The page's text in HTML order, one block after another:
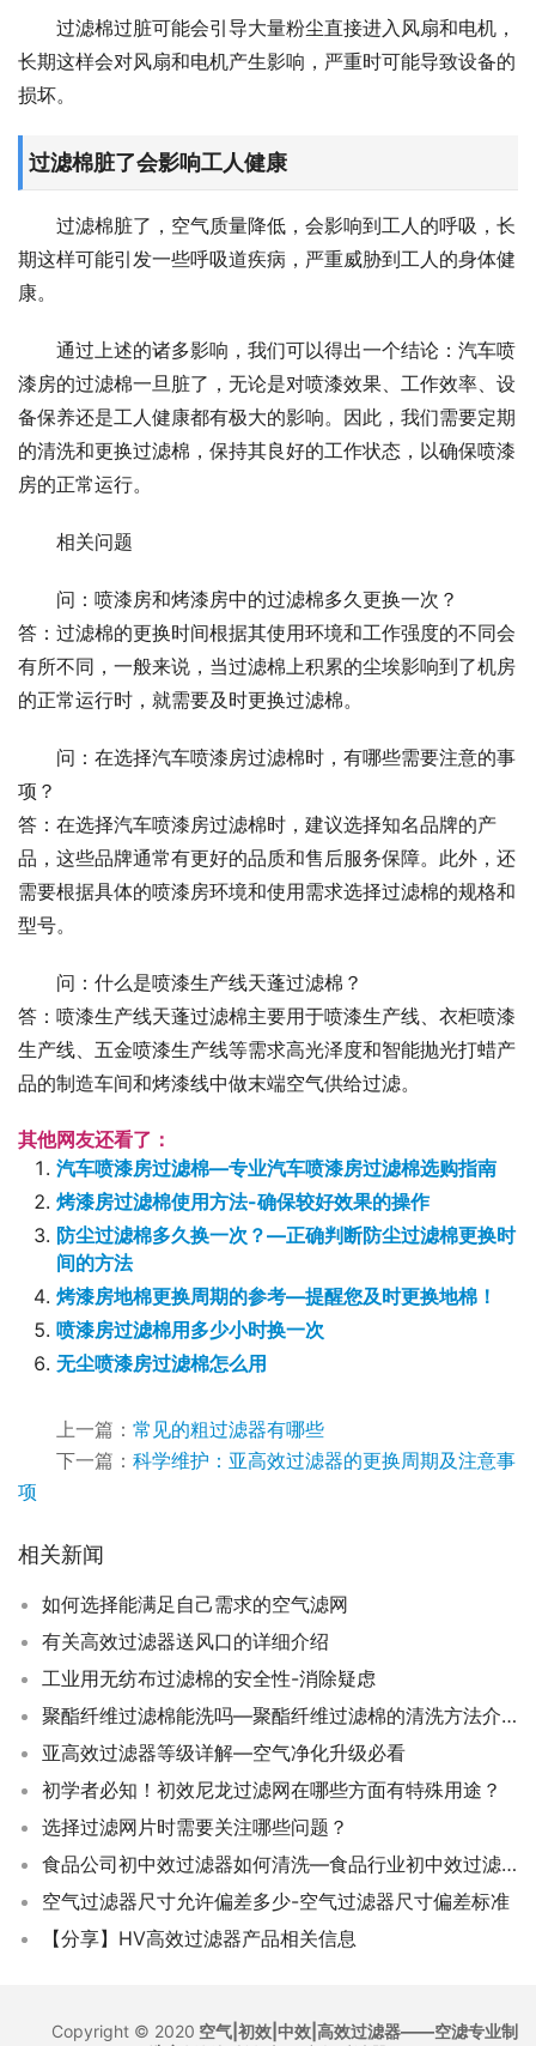
过滤棉过脏可能会引导大量粉尘直接进入风扇和电机，
长期这样会对风扇和电机产生影响，严重时可能导致设备的
损坏。
过滤棉脏了会影响工人健康
过滤棉脏了，空气质量降低，会影响到工人的呼吸，长
期这样可能引发一些呼吸道疾病，严重威胁到工人的身体健
康。
通过上述的诸多影响，我们可以得出一个结论：汽车喷
漆房的过滤棉一旦脏了，无论是对喷漆效果、工作效率、设
备保养还是工人健康都有极大的影响。因此，我们需要定期
的清洗和更换过滤棉，保持其良好的工作状态，以确保喷漆
房的正常运行。
相关问题
问：喷漆房和烤漆房中的过滤棉多久更换一次？
答：过滤棉的更换时间根据其使用环境和工作强度的不同会
有所不同，一般来说，当过滤棉上积累的尘埃影响到了机房
的正常运行时，就需要及时更换过滤棉。
问：在选择汽车喷漆房过滤棉时，有哪些需要注意的事
项？
答：在选择汽车喷漆房过滤棉时，建议选择知名品牌的产
品，这些品牌通常有更好的品质和售后服务保障。此外，还
需要根据具体的喷漆房环境和使用需求选择过滤棉的规格和
型号。
问：什么是喷漆生产线天蓬过滤棉？
答：喷漆生产线天蓬过滤棉主要用于喷漆生产线、衣柜喷漆
生产线、五金喷漆生产线等需求高光泽度和智能抛光打蜡产
品的制造车间和烤漆线中做末端空气供给过滤。
其他网友还看了：
汽车喷漆房过滤棉—专业汽车喷漆房过滤棉选购指南
烤漆房过滤棉使用方法-确保较好效果的操作
防尘过滤棉多久换一次？—正确判断防尘过滤棉更换时
间的方法
烤漆房地棉更换周期的参考—提醒您及时更换地棉！
喷漆房过滤棉用多少小时换一次
无尘喷漆房过滤棉怎么用
上一篇： 常见的粗过滤器有哪些
下一篇： 科学维护：亚高效过滤器的更换周期及注意事
项
相关新闻
如何选择能满足自己需求的空气滤网
有关高效过滤器送风口的详细介绍
工业用无纺布过滤棉的安全性-消除疑虑
聚酯纤维过滤棉能洗吗—聚酯纤维过滤棉的清洗方法介绍
亚高效过滤器等级详解—空气净化升级必看
初学者必知！初效尼龙过滤网在哪些方面有特殊用途？
选择过滤网片时需要关注哪些问题？
食品公司初中效过滤器如何清洗—食品行业初中效过滤器清洗方法和注意事项
空气过滤器尺寸允许偏差多少-空气过滤器尺寸偏差标准
【分享】HV高效过滤器产品相关信息
Copyright © 2020 空气|初效|中效|高效过滤器——空滤专业制